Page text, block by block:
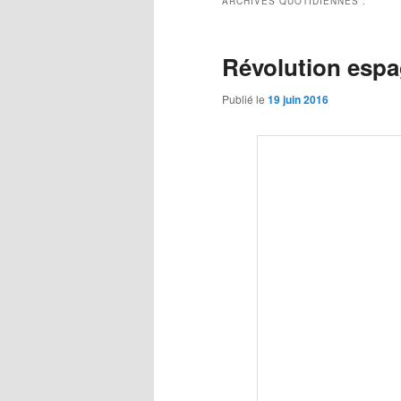
Révolution
Publié le 19 juin 2016